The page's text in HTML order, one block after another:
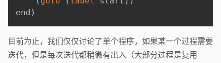
end )
目前为止，我们仅仅讨论了单个程序，如果某一个过程需要
迭代，但是每次迭代都稍微有出入（大部分过程是复用